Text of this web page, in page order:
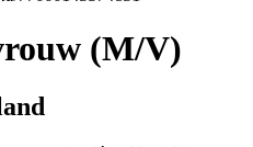
(M/V)